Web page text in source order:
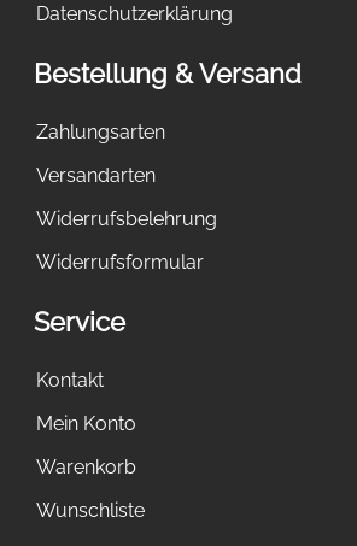
Datenschutzerklärung
Bestellung & Versand
Zahlungsarten
Versandarten
Widerrufsbelehrung
Widerrufsformular
Service
Kontakt
Mein Konto
Warenkorb
Wunschliste